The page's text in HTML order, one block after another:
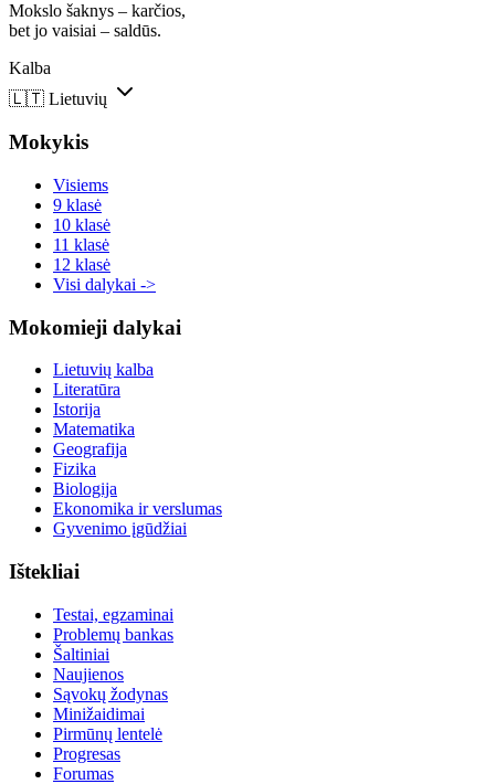
Mokslo šaknys – karčios,
bet jo vaisiai – saldūs.
Kalba
🇱🇹 Lietuvių
Mokykis
Visiems
9 klasė
10 klasė
11 klasė
12 klasė
Visi dalykai ->
Mokomieji dalykai
Lietuvių kalba
Literatūra
Istorija
Matematika
Geografija
Fizika
Biologija
Ekonomika ir verslumas
Gyvenimo įgūdžiai
Ištekliai
Testai, egzaminai
Problemų bankas
Šaltiniai
Naujienos
Sąvokų žodynas
Minižaidimai
Pirmūnų lentelė
Progresas
Forumas